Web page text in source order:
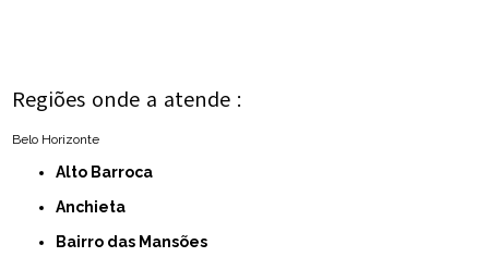
Regiões onde a atende :
Belo Horizonte
Alto Barroca
Anchieta
Bairro das Mansões